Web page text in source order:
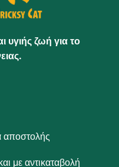
υγιής ζωή για το
αποστολής
με αντικαταβολή